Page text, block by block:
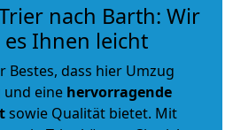
nach Barth: Wir
Ihnen leicht
Bestes, dass hier Umzug
und eine hervorragende
sowie Qualität bietet. Mit